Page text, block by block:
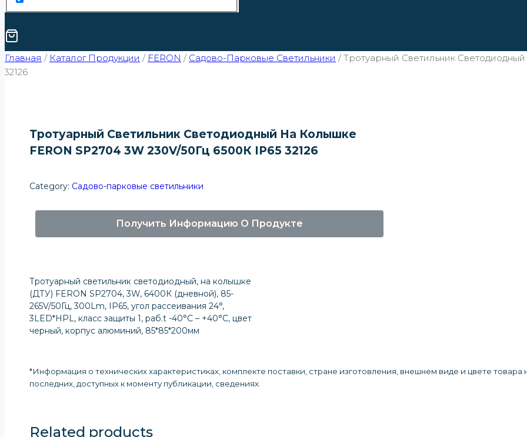
Главная / Каталог Продукции / FERON / Садово-Парковые Светильники / Тротуарный Светильник
32126
Тротуарный Светильник Светодиодный На Колышке
FERON SP2704 3W 230V/50Гц 6500К IP65 32126
Category: Садово-парковые светильники
Получить Информацию О Продукте
Тротуарный светильник светодиодный, на колышке
(ДТУ) FERON SP2704, 3W, 6400К (дневной), 85-
265V/50Гц, 300Lm, IP65, угол рассеивания 24°,
3LED*HPL, класс защиты 1, раб.t -40°C – +40°C, цвет
черный, корпус алюминий, 85*85*200мм
*Информация о технических характеристиках, комплекте поставки, стране изготовления, внешнем виде и цвете
последних, доступных к моменту публикации, сведениях.
Related products